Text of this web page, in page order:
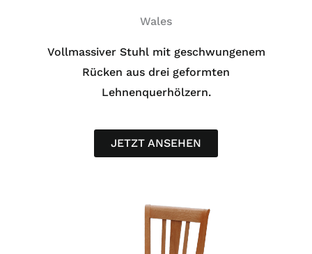
Wales
Vollmassiver Stuhl mit geschwungenem
Rücken aus drei geformten
Lehnenquerhölzern.
JETZT ANSEHEN